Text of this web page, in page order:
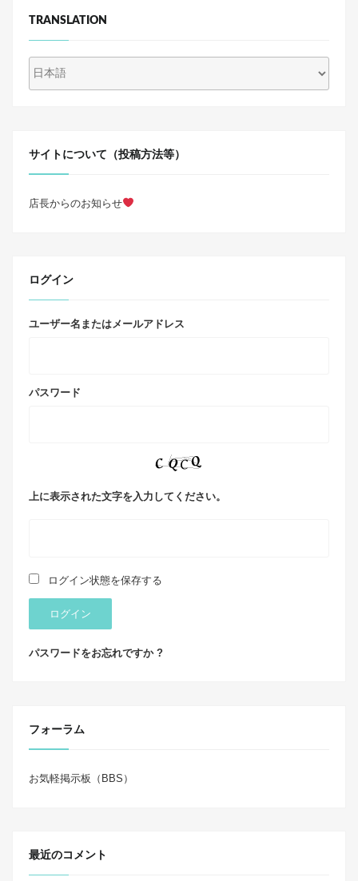
TRANSLATION
サイトについて（投稿方法等）
店長からのお知らせ
ログイン
ユーザー名またはメールアドレス
パスワード
上に表示された文字を入力してください。
ログイン状態を保存する
ログイン
パスワードをお忘れですか ?
フォーラム
お気軽掲示板（BBS）
最近のコメント